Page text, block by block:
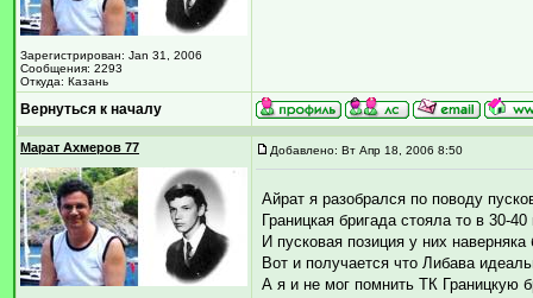
Зарегистрирован: Jan 31, 2006
Сообщения: 2293
Откуда: Казань
Вернуться к началу
Марат Ахмеров 77 Добавлено: Вт Апр 18, 2006 8:50
Айрат я разобрался по поводу
Границкая бригада стояла то в 30-
И пусковая позиция у них
Вот и получается что Либава
А я и не мог помнить ТК Границкую